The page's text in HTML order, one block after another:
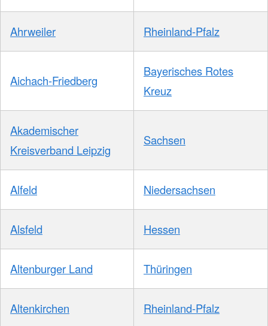
Ahrweiler Rheinland-Pfalz
Aichach-Friedberg
Bayerisches Rotes
Kreuz
Akademischer
Kreisverband Leipzig
Sachsen
Alfeld Niedersachsen
Alsfeld Hessen
Altenburger Land Thüringen
Altenkirchen Rheinland-Pfalz